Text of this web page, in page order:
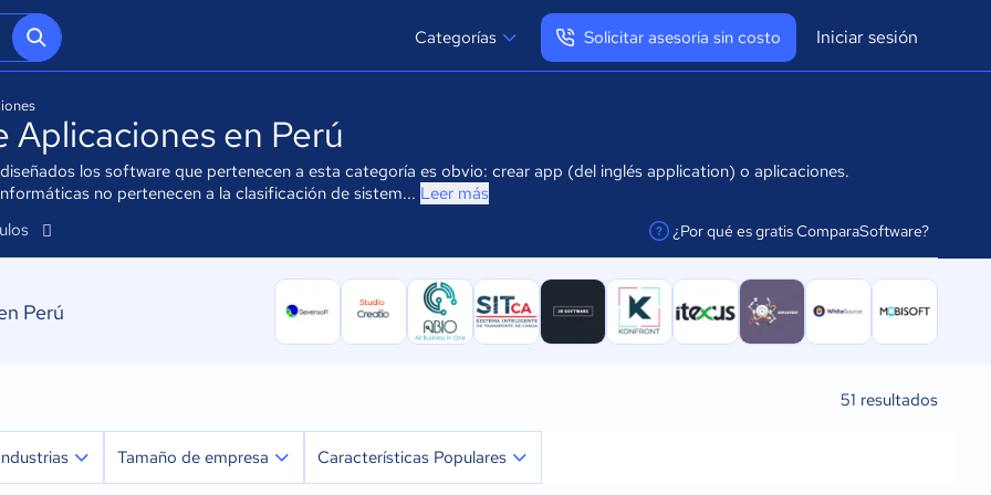
Categorías Solicitar asesoría sin costo Iniciar sesión
Cerrar sesión
en Perú
los software que pertenecen a esta categoría es obvio: crear app (del inglés application) o aplicaciones.
no pertenecen a la clasificación de sistem... Leer más
¿Por qué es gratis ComparaSoftware?
facilitar la conexión
Perú
51 resultados
Tamaño de empresa Características Populares